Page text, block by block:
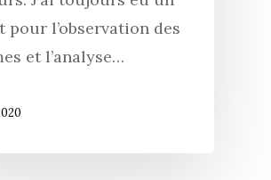
pour l’observation des
et l’analyse…